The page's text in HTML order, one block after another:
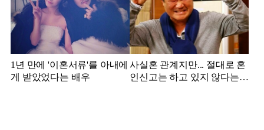
1년 만에 '이혼서류'를 아내에
게 받았었다는 배우
사실혼 관계지만... 절대로 혼
인신고는 하고 있지 않다는